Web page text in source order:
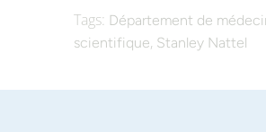
Tags: Département de
scientifique, Stanley Nattel